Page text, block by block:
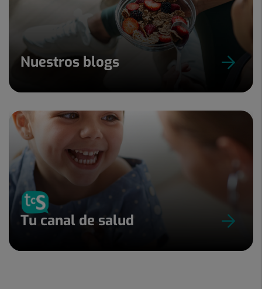
Nuestros blogs
Tu canal de salud